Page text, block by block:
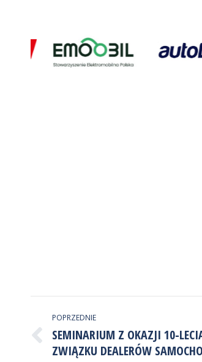
NAWIGACJA
WPISÓW
POPRZEDNIE
Poprzedni
wpis:
SEMINARIUM Z OKAZJI 10-
ZWIĄZKU DEALERÓW